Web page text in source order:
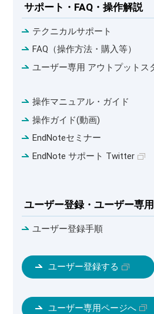
サポート・FAQ・操作解説
テクニカルサポート
FAQ（操作方法・購入等）
ユーザー専用 アウトプットス
操作マニュアル・ガイド
操作ガイド(動画)
EndNoteセミナー
EndNote サポート Twitter
ユーザー登録・ユーザー専
ユーザー登録手順
ユーザー登録する
ユーザー専用ページへ